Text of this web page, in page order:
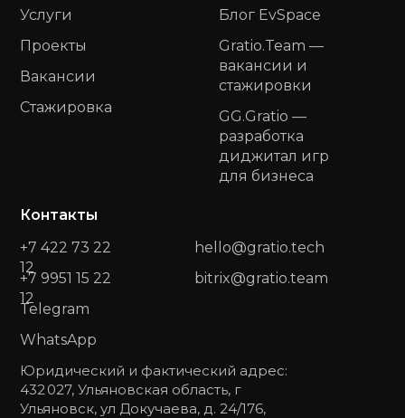
Юридический и фактический адрес:
432 027, Ульяновская область, г
Ульяновск, ул Докучаева, д. 24/176,
WhatsApp
Telegram
+7 422 73 22
12
+7 9951 15 22
12
Контакты
Услуги
Стажировка
Вакансии
Проекты
GG.Gratio —
разработка
диджитал игр
для бизнеса
Gratio.Team —
вакансии и
стажировки
Блог EvSpace
bitrix@gratio.team
hello@gratio.tech